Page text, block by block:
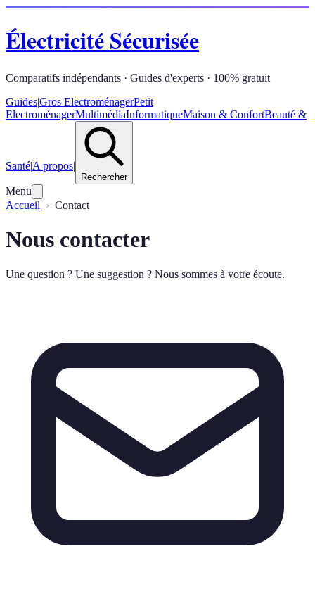
Électricité Sécurisée
Comparatifs indépendants · Guides d'experts · 100% gratuit
Guides|Gros ElectroménagerPetit
ElectroménagerMultimédiaInformatiqueMaison & ConfortBeauté &
Santé|A propos|
Rechercher
Menu
Accueil
Contact
Nous contacter
Une question ? Une suggestion ? Nous sommes à votre écoute.